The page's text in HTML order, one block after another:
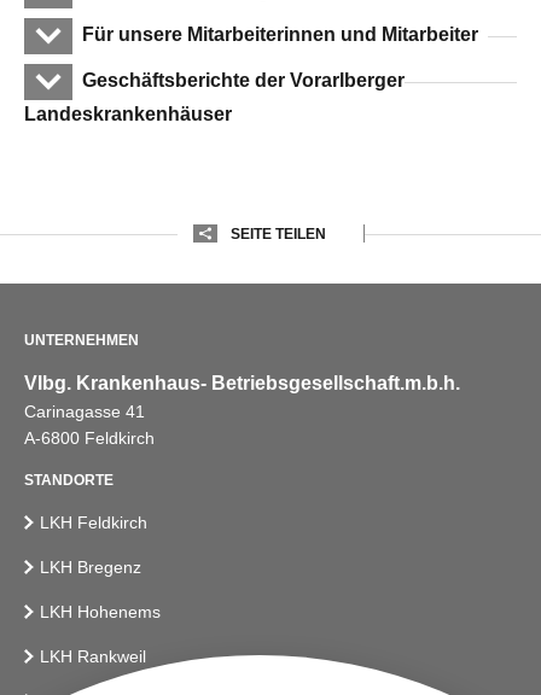
Für unsere Mitarbeiterinnen und Mitarbeiter
Geschäftsberichte der Vorarlberger
Landeskrankenhäuser
SEITE TEILEN
UNTERNEHMEN
Vlbg. Krankenhaus- Betriebsgesellschaft.m.b.h.
Carinagasse 41
A-6800 Feldkirch
STANDORTE
LKH Feldkirch
LKH Bregenz
LKH Hohenems
LKH Rankweil